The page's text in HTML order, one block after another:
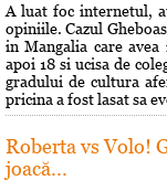
A luat foc internetul,
opiniile. Cazul
in Mangalia care
apoi 18 si ucisa de
gradului de cultura
pricina a fost lasat sa
Roberta vs Volo!
joacă...